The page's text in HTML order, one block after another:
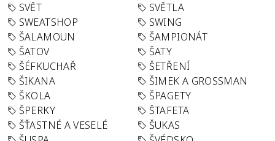
SVĚT
SVĚTLA
SWEATSHOP
SWING
ŠALAMOUN
ŠAMPIONÁT
ŠATOV
ŠATY
ŠÉFKUCHAŘ
ŠETŘENÍ
ŠIKANA
ŠIMEK A GROSSMAN
ŠKOLA
ŠPAGETY
ŠPERKY
ŠTAFETA
ŠŤASTNÉ A VESELÉ
ŠUKAS